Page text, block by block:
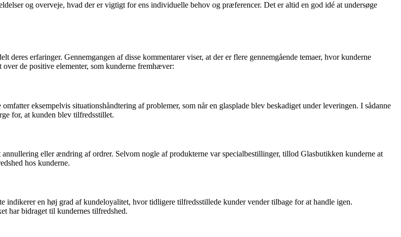
og overveje, hvad der er vigtigt for ens individuelle behov og præferencer. Det er altid en god idé at undersøge
erfaringer. Gennemgangen af disse kommentarer viser, at der er flere gennemgående temaer, hvor kunderne
de positive elementer, som kunderne fremhæver:
eksempelvis situationshåndtering af problemer, som når en glasplade blev beskadiget under leveringen. I sådanne
for, at kunden blev tilfredsstillet.
eller ændring af ordrer. Selvom nogle af produkterne var specialbestillinger, tillod Glasbutikken kunderne at
hos kunderne.
en høj grad af kundeloyalitet, hvor tidligere tilfredsstillede kunder vender tilbage for at handle igen.
har bidraget til kundernes tilfredshed.